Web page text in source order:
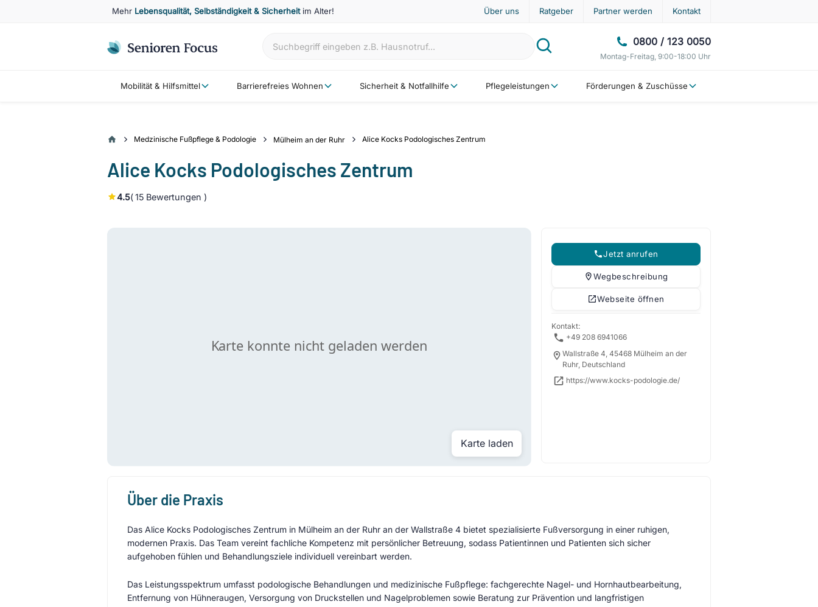
Mehr Lebensqualität, Selbständigkeit & Sicherheitim Alter! Über uns Ratgeber Partner werden Kontakt
0800 / 123 0050
Montag-Freitag, 9:00-18:00 Uhr
Mobilität & Hilfsmittel Barrierefreies Wohnen Sicherheit & Notfallhilfe Pflegeleistungen Förderungen & Zuschüsse
Medzinische Fußpflege & Podologie Mülheim an der Ruhr Alice Kocks Podologisches Zentrum
Alice Kocks Podologisches Zentrum
4.5(15 Bewertungen )
Karte laden
Jetzt anrufen
Wegbeschreibung
Webseite öffnen
Kontakt:
+49 208 6941066
Wallstraße 4, 45468 Mülheim an der
Ruhr, Deutschland
https://www.kocks-podologie.de/
Über die Praxis
Das Alice Kocks Podologisches Zentrum in Mülheim an der Ruhr an der Wallstraße 4 bietet spezialisierte Fußversorgung in einer ruhigen,
modernen Praxis. Das Team vereint fachliche Kompetenz mit persönlicher Betreuung, sodass Patientinnen und Patienten sich sicher
aufgehoben fühlen und Behandlungsziele individuell vereinbart werden.
Das Leistungsspektrum umfasst podologische Behandlungen und medizinische Fußpflege: fachgerechte Nagel- und Hornhautbearbeitung,
Entfernung von Hühneraugen, Versorgung von Druckstellen und Nagelproblemen sowie Beratung zur Prävention und langfristigen